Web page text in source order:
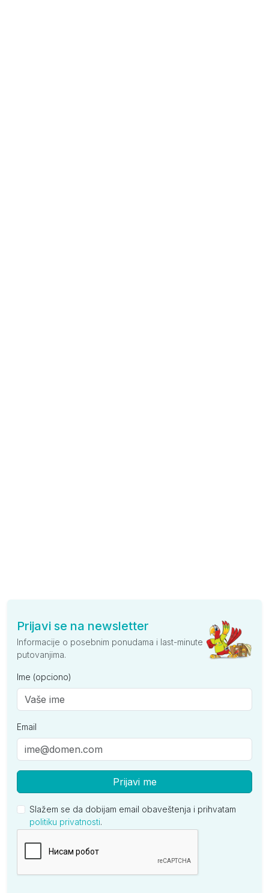
Prijavi se na newsletter
Informacije o posebnim ponudama i last-minute
putovanjima.
Ime (opciono)
Email
Prijavi me
Slažem se da dobijam email obaveštenja i prihvatam
politiku privatnosti.